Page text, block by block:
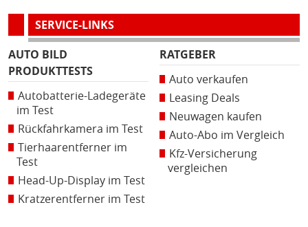
SERVICE-LINKS
AUTO BILD
PRODUKTTESTS
Autobatterie-Ladegeräte
im Test
Rückfahrkamera im Test
Tierhaarentferner im
Test
Head-Up-Display im Test
Kratzerentferner im Test
RATGEBER
Auto verkaufen
Leasing Deals
Neuwagen kaufen
Auto-Abo im Vergleich
Kfz-Versicherung
vergleichen